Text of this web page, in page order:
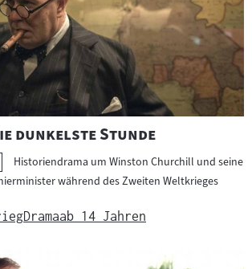
dunkelste Stunde"
Historiendrama um Winston Churchill und seine
während des Zweiten Weltkrieges
Dramaab 14 Jahren